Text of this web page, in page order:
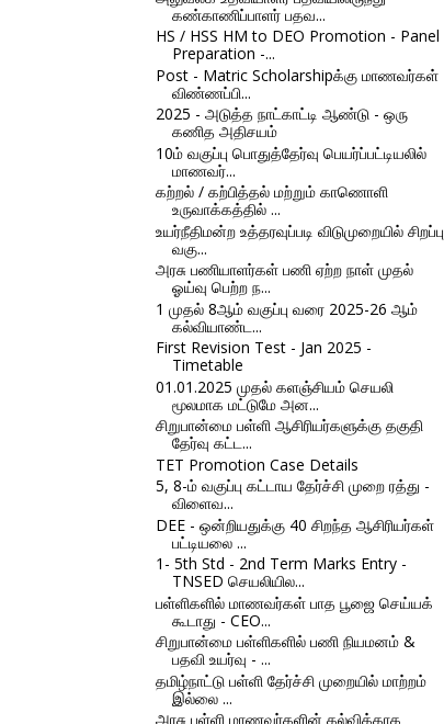
கண்காணிப்பாளர் பதவ...
HS / HSS HM to DEO Promotion - Panel
Preparation -...
Post - Matric Scholarshipக்கு மாணவர்கள்
விண்ணப்பி...
2025 - அடுத்த நாட்காட்டி ஆண்டு - ஒரு
கணித அதிசயம்
10ம் வகுப்பு பொதுத்தேர்வு பெயர்ப்பட்டியலில்
மாணவர்...
கற்றல் / கற்பித்தல் மற்றும் காணொளி
உருவாக்கத்தில் ...
உயர்நீதிமன்ற உத்தரவுப்படி விடுமுறையில் சிறப்பு
வகு...
அரசு பணியாளர்கள் பணி ஏற்ற நாள் முதல்
ஓய்வு பெற்ற ந...
1 முதல்‌ 8ஆம்‌ வகுப்பு வரை 2025-26 ஆம்‌
கல்வியாண்ட...
First Revision Test - Jan 2025 -
Timetable
01.01.2025 முதல் களஞ்சியம் செயலி
மூலமாக மட்டுமே அன...
சிறுபான்மை பள்ளி ஆசிரியர்களுக்கு தகுதி
தேர்வு கட்ட...
TET Promotion Case Details
5, 8-ம் வகுப்பு கட்டாய தேர்ச்சி முறை ரத்து -
விளைவ...
DEE - ஒன்றியதுக்கு 40 சிறந்த ஆசிரியர்கள்
பட்டியலை ...
1- 5th Std - 2nd Term Marks Entry -
TNSED செயலியில...
பள்ளிகளில் மாணவர்கள் பாத பூஜை செய்யக்
கூடாது - CEO...
சிறுபான்மை பள்ளிகளில் பணி நியமனம் &
பதவி உயர்வு - ...
தமிழ்நாட்டு பள்ளி தேர்ச்சி முறையில் மாற்றம்
இல்லை ...
அரசு பள்ளி மாணவர்களின் கல்விக்காக